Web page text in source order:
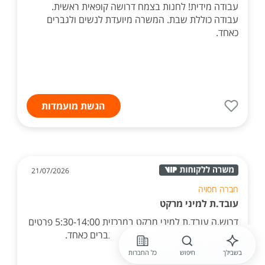
עבודה מידית! לחנות בצמח דרושה קופאית ראשית.
עבודה כוללת שבת. המשרה מיועדת לנשים ולגברים
כאחד.
הגשת מועמדות
21/07/2026
חברה חסויה
עובד.ת למיני מרקט
דרוש.ה עובד.ת למיני מרקט במרכזית 5:30-14:00 פרטים
בווצאפ. המשרה מיועדת לנשים ולגברים כאחד.
בשבילך חיפוש כל החברות